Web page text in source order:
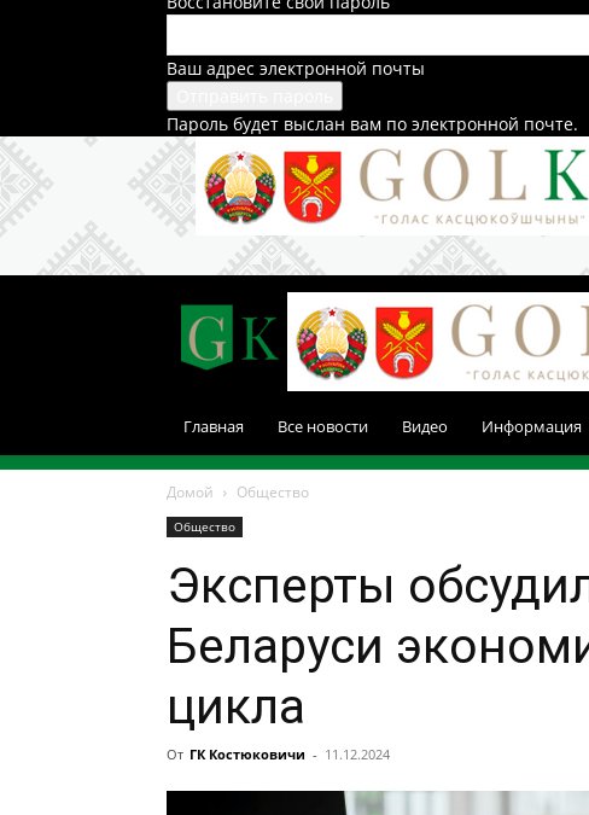
Ваш адрес электронной почты
Пароль будет выслан вам по электронной почте.
Главная Все новости Видео Информация
Домой Общество
Общество
Эксперты
Беларуси
цикла
От ГК Костюковичи - 11.12.2024